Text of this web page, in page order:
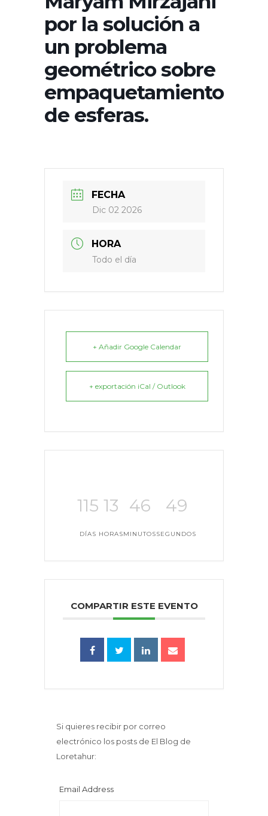
por la solución a
un problema
geométrico sobre
empaquetamiento
de esferas.
FECHA
Dic 02 2026
HORA
Todo el día
+ Añadir Google Calendar
+ exportación iCal / Outlook
115
DÍAS
13
HORAS
46
MINUTOS
49
SEGUNDOS
COMPARTIR ESTE EVENTO
Si quieres recibir por correo
electrónico los posts de El Blog de
Loretahur:
Email Address